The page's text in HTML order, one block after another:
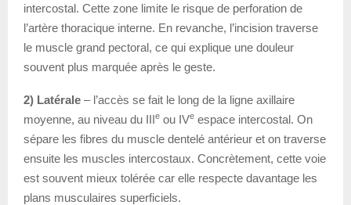
intercostal. Cette zone limite le risque de perforation de
l’artère thoracique interne. En revanche, l’incision traverse
le muscle grand pectoral, ce qui explique une douleur
souvent plus marquée après le geste.
2) Latérale – l’accès se fait le long de la ligne axillaire
moyenne, au niveau du IIIe ou IVe espace intercostal. On
sépare les fibres du muscle dentelé antérieur et on traverse
ensuite les muscles intercostaux. Concrètement, cette voie
est souvent mieux tolérée car elle respecte davantage les
plans musculaires superficiels.